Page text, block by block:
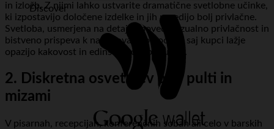
Discover
in izložb. Z njimi lahko ustvarite dramatične svetlobne učinke,
ki izpostavijo določene izdelke in jih naredijo bolj privlačne.
Svetloba, usmerjena na detajle, poveča vizualno privlačnost in
bistveno prispeva k nakupovalni odločitvi, saj kupci lažje
opazijo kakovost in edinstvenost ponudbe.
2. Diskretna osvetlitev pod pulti in
mizami
V pisarnah, recepcijah, konferenčnih sobah ali celo v barskih